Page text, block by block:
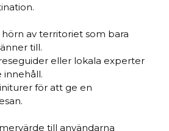
av territoriet som bara
till.
eller lokala experter
för att ge en
till användarna